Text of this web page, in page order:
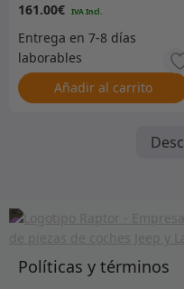
161.00€
Añadir al carrito
Políticas y términos